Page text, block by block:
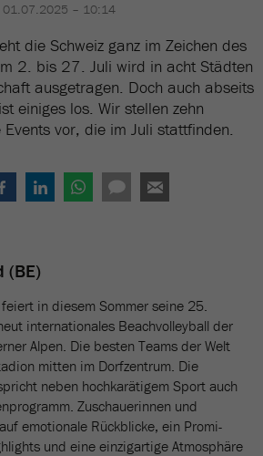
01.07.2025 – 10:14
die Schweiz ganz im Zeichen des
2. bis 27. Juli wird in acht Städten
ausgetragen. Doch auch abseits
einiges los. Wir stellen zehn
vor, die im Juli stattfinden.
(BE)
in diesem Sommer seine 25.
internationales Beachvolleyball der
Alpen. Die besten Teams der Welt
mitten im Dorfzentrum. Die
neben hochkarätigem Sport auch
Zuschauerinnen und
emotionale Rückblicke, ein Promi-
und eine einzigartige Atmosphäre